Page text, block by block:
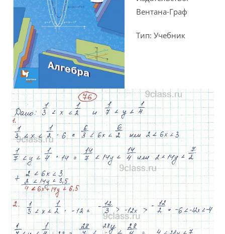
Вентана-Граф
Тип: Учебник